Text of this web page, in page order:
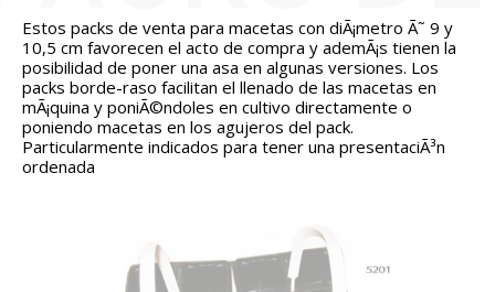
6 PLACAS POR PISO DE CARRY
5 PLACAS POR PISO DE CARRY
4 PLACAS POR PISO DE CARRY
MODELO BORDE RASO 6 PLACAS POR PISO DE CARRY
PACKS DE VENTA
Estos packs de venta para macetas con diÃ¡metro Ã˜ 9 y
10,5 cm favorecen el acto de compra y ademÃ¡s tienen la
posibilidad de poner una asa en algunas versiones. Los
packs borde-raso facilitan el llenado de las macetas en
mÃ¡quina y poniÃ©ndoles en cultivo directamente o
poniendo macetas en los agujeros del pack.
Particularmente indicados para tener una presentaciÃ³n
ordenada